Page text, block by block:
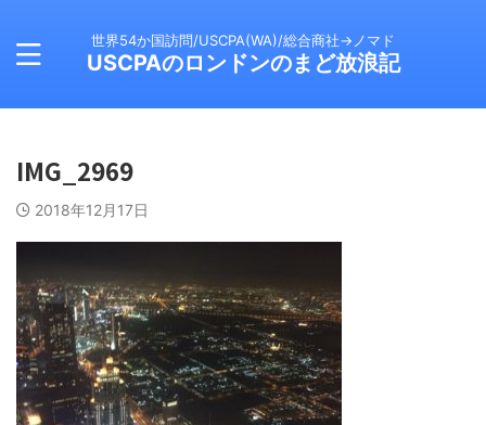
世界54か国訪問/USCPA(WA)/総合商社→ノマド
USCPAのロンドンのまど放浪記
IMG_2969
2018年12月17日